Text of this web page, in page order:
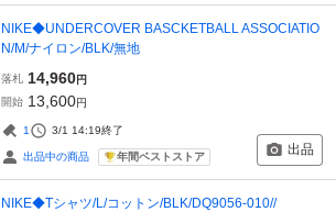
NIKE◆UNDERCOVER BASCKETBALL ASSOCIATIO
N/M/ナイロン/BLK/無地
落札 14,960円
開始 13,600円
1 3/1 14:19終了
出品中の商品 年間ベストストア 出品
NIKE◆Tシャツ/L/コットン/BLK/DQ9056-010//